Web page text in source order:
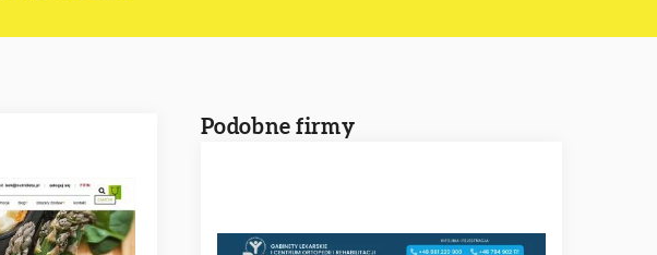
Podobne firmy